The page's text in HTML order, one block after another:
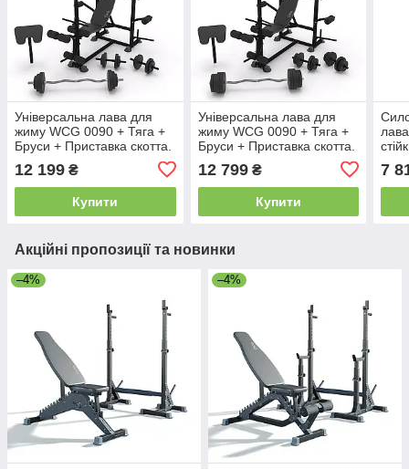
Універсальна лава для
жиму WCG 0090 + Тяга +
Бруси + Приставка скотта.
Набір HARD штанга 80 кг
12 199 ₴
Купити
Універсальна лава для
жиму WCG 0090 + Тяга +
Бруси + Приставка скотта.
Набір HARD штанга 98 кг
12 799₴
Купити
7
Акційні пропозиції та новинки
–4% –4%